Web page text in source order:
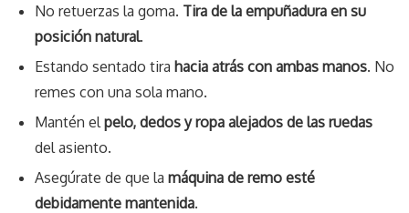
No retuerzas la goma. Tira de la empuñadura en su
posición natural.
Estando sentado tirahacia atrás con ambas manos. No
remes con una sola mano.
Mantén elpelo, dedos y ropa alejados de las ruedas
del asiento.
Asegúrate de que lamáquina de remo esté
debidamente mantenida.